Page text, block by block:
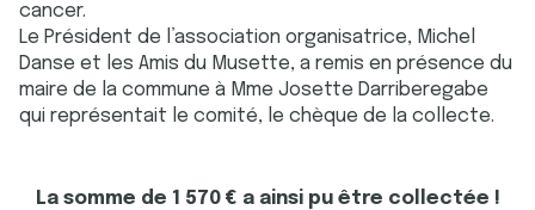
cancer.
Le Président de l’association organisatrice, Michel
Danse et les Amis du Musette, a remis en présence du
maire de la commune à Mme Josette Darriberegabe
qui représentait le comité, le chèque de la collecte.
La somme de 1 570 € a ainsi pu être collectée !